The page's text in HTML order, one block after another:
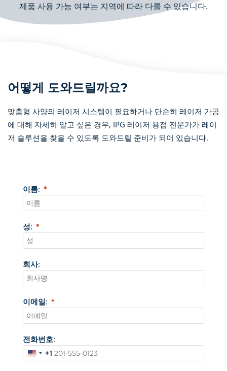
제품 사용 가능 여부는 지역에 따라 다를 수 있습니다.
어떻게 도와드릴까요?
맞춤형 사양의 레이저 시스템이 필요하거나 단순히 레이저 가공
에 대해 자세히 알고 싶은 경우, IPG 레이저 용접 전문가가 레이
저 솔루션을 찾을 수 있도록 도와드릴 준비가 되어 있습니다.
이름:
성:
회사:
이메일:
전화번호:
미
+1